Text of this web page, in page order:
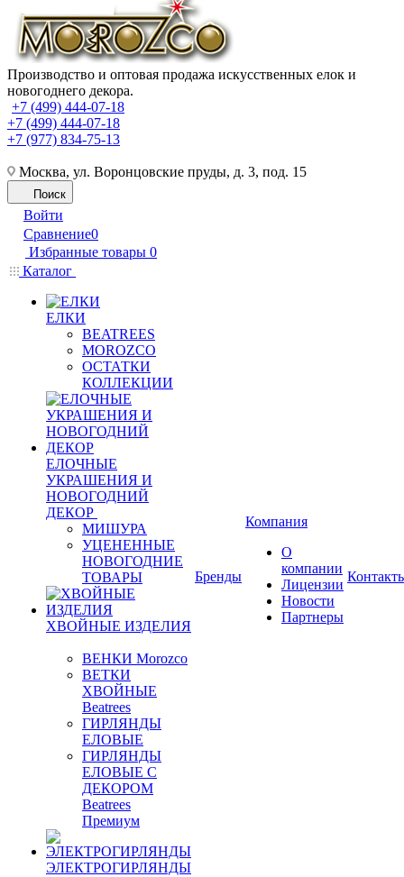
Производство и оптовая продажа искусственных елок и
новогоднего декора.
+7 (499) 444-07-18
+7 (499) 444-07-18
+7 (977) 834-75-13
Москва, ул. Воронцовские пруды, д. 3, под. 15
Поиск
Войти
Сравнение0
Избранные товары 0
Каталог
ЕЛКИ
BEATREES
MOROZCO
ОСТАТКИ
КОЛЛЕКЦИИ
ЕЛОЧНЫЕ
УКРАШЕНИЯ И
НОВОГОДНИЙ
ДЕКОР
МИШУРА
УЦЕНЕННЫЕ
НОВОГОДНИЕ
ТОВАРЫ
ХВОЙНЫЕ ИЗДЕЛИЯ
ВЕНКИ Morozco
ВЕТКИ
ХВОЙНЫЕ
Beatrees
ГИРЛЯНДЫ
ЕЛОВЫЕ
ГИРЛЯНДЫ
ЕЛОВЫЕ С
ДЕКОРОМ
Beatrees
Премиум
ЭЛЕКТРОГИРЛЯНДЫ
Бренды
Компания
О
компании
Лицензии
Новости
Партнеры